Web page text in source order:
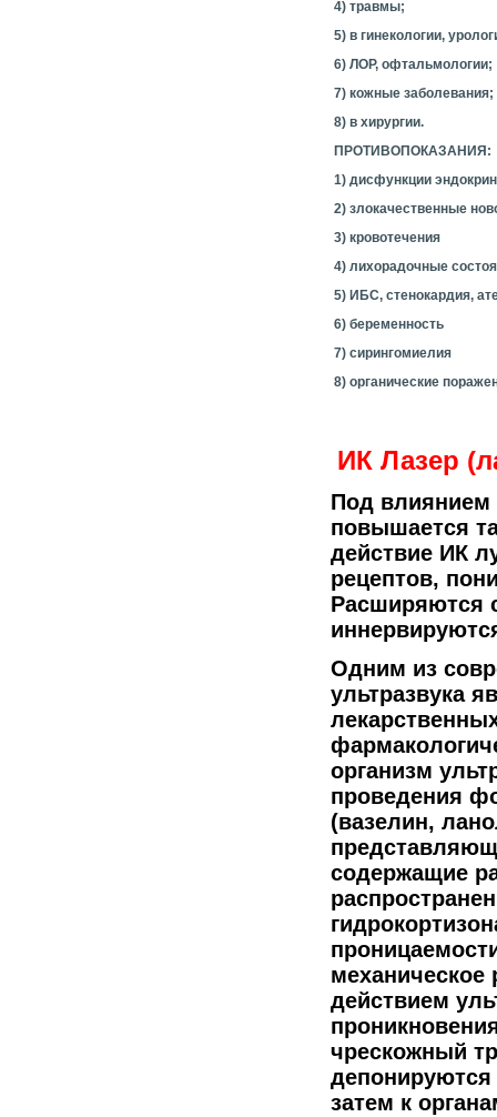
4) травмы;
5) в гинекологии,
6) ЛОР, офтальмологии;
7) кожные заболевания;
8) в хирургии.
ПРОТИВОПОКАЗАНИЯ:
1) дисфункции
2) злокачественные
3) кровотечения
4) лихорадочные
5) ИБС, стенокардия,
6) беременность
7) сирингомиелия
8) органические
ИК Лазер
Под влиянием
повышается
действие ИК
рецептов,
Расширяются
Одним из
ультразвука
организм
проведения
(вазелин,
содержащие
механическое
действием
чрескожный
депонируются
затем к